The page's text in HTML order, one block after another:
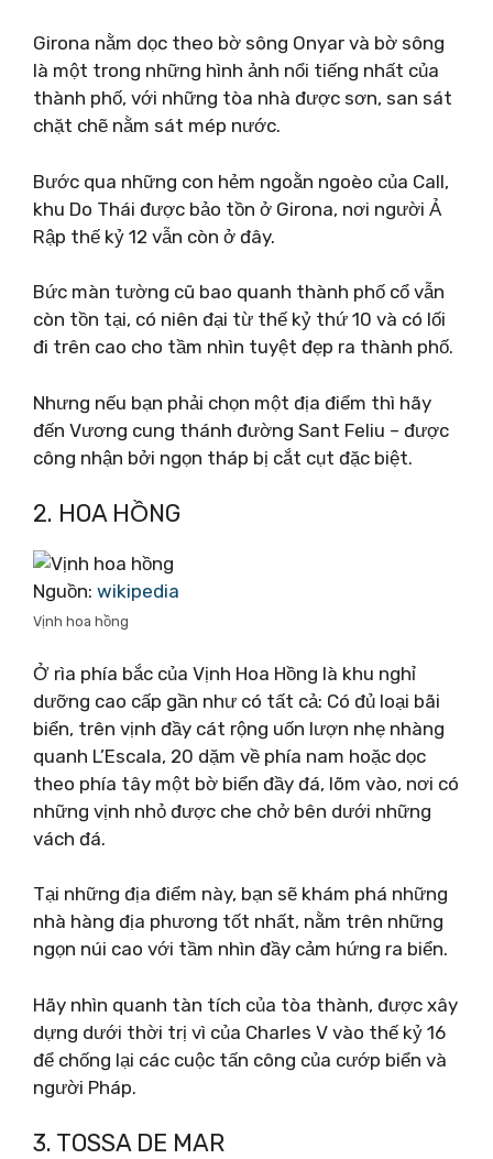
Girona nằm dọc theo bờ sông Onyar và bờ sông
là một trong những hình ảnh nổi tiếng nhất của
thành phố, với những tòa nhà được sơn, san sát
chặt chẽ nằm sát mép nước.
Bước qua những con hẻm ngoằn ngoèo của Call,
khu Do Thái được bảo tồn ở Girona, nơi người Ả
Rập thế kỷ 12 vẫn còn ở đây.
Bức màn tường cũ bao quanh thành phố cổ vẫn
còn tồn tại, có niên đại từ thế kỷ thứ 10 và có lối
đi trên cao cho tầm nhìn tuyệt đẹp ra thành phố.
Nhưng nếu bạn phải chọn một địa điểm thì hãy
đến Vương cung thánh đường Sant Feliu – được
công nhận bởi ngọn tháp bị cắt cụt đặc biệt.
2. HOA HỒNG
Nguồn: wikipedia
Vịnh hoa hồng
Ở rìa phía bắc của Vịnh Hoa Hồng là khu nghỉ
dưỡng cao cấp gần như có tất cả: Có đủ loại bãi
biển, trên vịnh đầy cát rộng uốn lượn nhẹ nhàng
quanh L’Escala, 20 dặm về phía nam hoặc dọc
theo phía tây một bờ biển đầy đá, lõm vào, nơi có
những vịnh nhỏ được che chở bên dưới những
vách đá.
Tại những địa điểm này, bạn sẽ khám phá những
nhà hàng địa phương tốt nhất, nằm trên những
ngọn núi cao với tầm nhìn đầy cảm hứng ra biển.
Hãy nhìn quanh tàn tích của tòa thành, được xây
dựng dưới thời trị vì của Charles V vào thế kỷ 16
để chống lại các cuộc tấn công của cướp biển và
người Pháp.
3. TOSSA DE MAR